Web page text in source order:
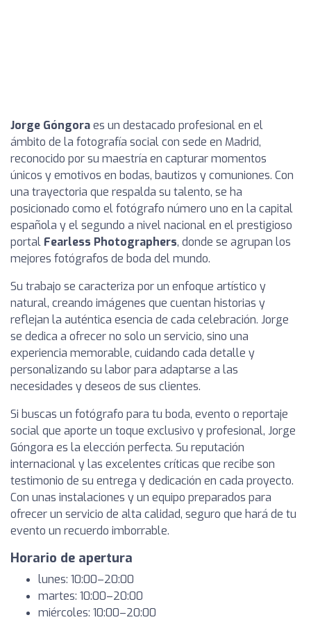
Jorge Góngoraes un destacado profesional en el
ámbito de la fotografía social con sede en Madrid,
reconocido por su maestría en capturar momentos
únicos y emotivos en bodas, bautizos y comuniones. Con
una trayectoria que respalda su talento, se ha
posicionado como el fotógrafo número uno en la capital
española y el segundo a nivel nacional en el prestigioso
portal Fearless Photographers, donde se agrupan los
mejores fotógrafos de boda del mundo.
Su trabajo se caracteriza por un enfoque artístico y
natural, creando imágenes que cuentan historias y
reflejan la auténtica esencia de cada celebración. Jorge
se dedica a ofrecer no solo un servicio, sino una
experiencia memorable, cuidando cada detalle y
personalizando su labor para adaptarse a las
necesidades y deseos de sus clientes.
Si buscas un fotógrafo para tu boda, evento o reportaje
social que aporte un toque exclusivo y profesional, Jorge
Góngora es la elección perfecta. Su reputación
internacional y las excelentes críticas que recibe son
testimonio de su entrega y dedicación en cada proyecto.
Con unas instalaciones y un equipo preparados para
ofrecer un servicio de alta calidad, seguro que hará de tu
evento un recuerdo imborrable.
Horario de apertura
lunes: 10:00–20:00
martes: 10:00–20:00
miércoles: 10:00–20:00